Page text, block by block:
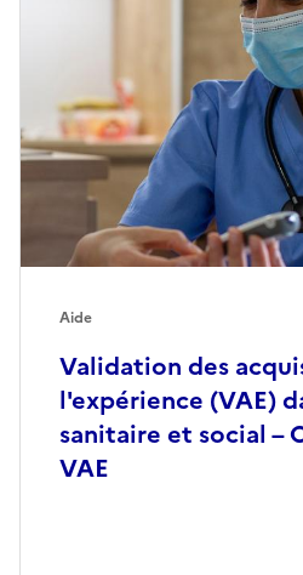
Validation des
l'expérience (VAE)
sanitaire et social –
VAE
Aide